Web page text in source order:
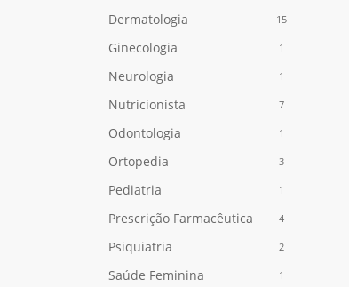
Nenhum produto no carrinho.
Go To Shop
Dermatologia 15
Ginecologia 1
Neurologia 1
Nutricionista 7
Odontologia 1
Ortopedia 3
Pediatria 1
Prescrição Farmacêutica 4
Psiquiatria 2
Saúde Feminina 1